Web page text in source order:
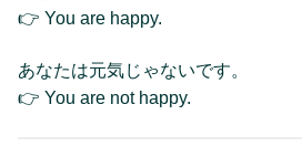
👉 You are happy.
あなたは元気じゃないです。
👉 You are not happy.